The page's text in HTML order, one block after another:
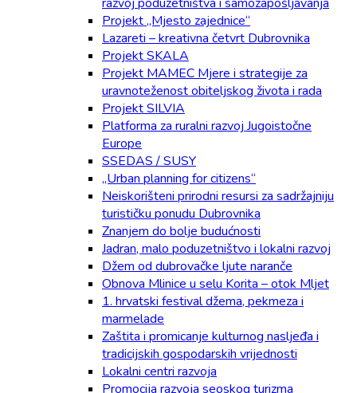
Projekt „Mjesto zajednice“
Lazareti – kreativna četvrt Dubrovnika
Projekt SKALA
Projekt MAMEC Mjere i strategije za
uravnoteženost obiteljskog života i rada
Projekt SILVIA
Platforma za ruralni razvoj Jugoistočne
Europe
SSEDAS / SUSY
„Urban planning for citizens“
Neiskorišteni prirodni resursi za sadržajniju
turističku ponudu Dubrovnika
Znanjem do bolje budućnosti
Jadran, malo poduzetništvo i lokalni razvoj
Džem od dubrovačke ljute naranče
Obnova Mlinice u selu Korita – otok Mljet
1. hrvatski festival džema, pekmeza i
marmelade
Zaštita i promicanje kulturnog nasljeđa i
tradicijskih gospodarskih vrijednosti
Lokalni centri razvoja
Promocija razvoja seoskog turizma